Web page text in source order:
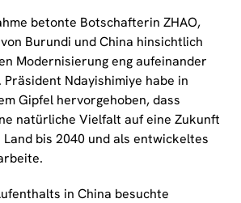
betonte Botschafterin ZHAO,
Burundi und China hinsichtlich
Modernisierung eng aufeinander
Ndayishimiye habe in
Gipfel hervorgehoben, dass
natürliche Vielfalt auf eine Zukunft
bis 2040 und als entwickeltes
in China besuchte